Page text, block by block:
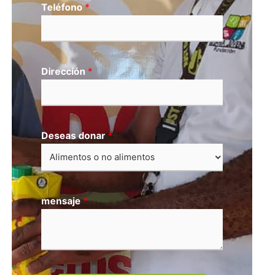
Teléfono*
Dirección *
Deseas donar*
mensaje*